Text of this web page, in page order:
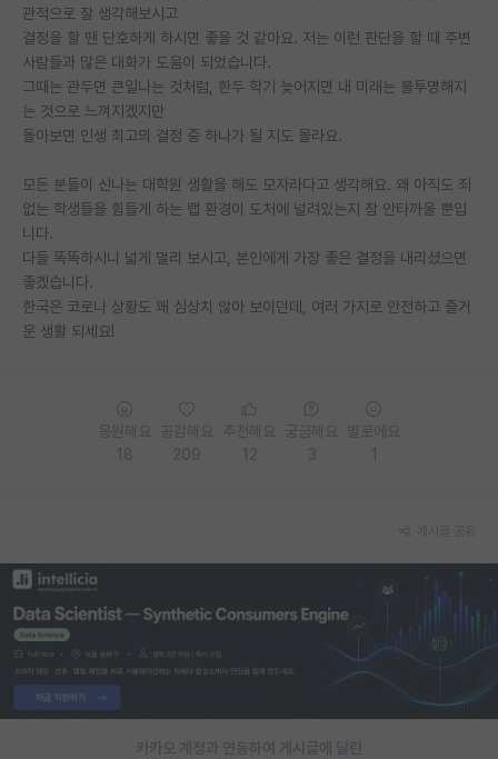
장학금/장학생 게시판
학술 정보 게시판
홍보 게시판
유학교육
이벤트
반도체 아카데미
재팬라운지 🌸
관적으로 잘 생각해보시고
결정을 할 땐 단호하게 하시면 좋을 것 같아요. 저는 이런 판단을 할 때 주변
사람들과 많은 대화가 도움이 되었습니다.
그때는 관두면 큰일나는 것처럼, 한두 학기 늦어지면 내 미래는 불투명해지
는 것으로 느껴지겠지만
돌아보면 인생 최고의 결정 중 하나가 될 지도 몰라요.
모든 분들이 신나는 대학원 생활을 해도 모자라다고 생각해요. 왜 아직도 죄
없는 학생들을 힘들게 하는 랩 환경이 도처에 널려있는지 참 안타까울 뿐입
니다.
다들 똑똑하시니 넓게 멀리 보시고, 본인에게 가장 좋은 결정을 내리셨으면
좋겠습니다.
한국은 코로나 상황도 꽤 심상치 않아 보이던데, 여러 가지로 안전하고 즐거
운 생활 되세요!
카카오 계정과 연동하여 게시글에 달린